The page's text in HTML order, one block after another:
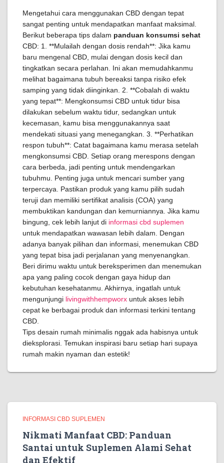
Mengetahui cara menggunakan CBD dengan tepat
sangat penting untuk mendapatkan manfaat maksimal.
Berikut beberapa tips dalam panduan konsumsi sehat
CBD: 1. **Mulailah dengan dosis rendah**: Jika kamu
baru mengenal CBD, mulai dengan dosis kecil dan
tingkatkan secara perlahan. Ini akan memudahkanmu
melihat bagaimana tubuh bereaksi tanpa risiko efek
samping yang tidak diinginkan. 2. **Cobalah di waktu
yang tepat**: Mengkonsumsi CBD untuk tidur bisa
dilakukan sebelum waktu tidur, sedangkan untuk
kecemasan, kamu bisa menggunakannya saat
mendekati situasi yang menegangkan. 3. **Perhatikan
respon tubuh**: Catat bagaimana kamu merasa setelah
mengkonsumsi CBD. Setiap orang merespons dengan
cara berbeda, jadi penting untuk mendengarkan
tubuhmu. Penting juga untuk mencari sumber yang
terpercaya. Pastikan produk yang kamu pilih sudah
teruji dan memiliki sertifikat analisis (COA) yang
membuktikan kandungan dan kemurniannya. Jika kamu
bingung, cek lebih lanjut di informasi cbd suplemen
untuk mendapatkan wawasan lebih dalam. Dengan
adanya banyak pilihan dan informasi, menemukan CBD
yang tepat bisa jadi perjalanan yang menyenangkan.
Beri dirimu waktu untuk bereksperimen dan menemukan
apa yang paling cocok dengan gaya hidup dan
kebutuhan kesehatanmu. Akhirnya, ingatlah untuk
mengunjungi livingwithhempworx untuk akses lebih
cepat ke berbagai produk dan informasi terkini tentang
CBD.
Tips desain rumah minimalis nggak ada habisnya untuk
dieksplorasi. Temukan inspirasi baru setiap hari supaya
rumah makin nyaman dan estetik!
INFORMASI CBD SUPLEMEN
Nikmati Manfaat CBD: Panduan
Santai untuk Suplemen Alami Sehat
dan Efektif